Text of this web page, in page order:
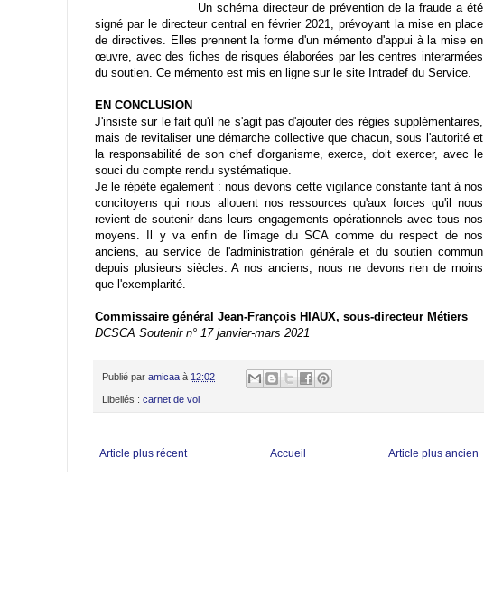
Un schéma directeur de prévention de la fraude a été
signé par le directeur central en février 2021, prévoyant la mise en place
de directives. Elles prennent la forme d'un mémento d'appui à la mise en
œuvre, avec des fiches de risques élaborées par les centres interarmées
du soutien. Ce mémento est mis en ligne sur le site Intradef du Service.
EN CONCLUSION
J'insiste sur le fait qu'il ne s'agit pas d'ajouter des régies supplémentaires,
mais de revitaliser une démarche collective que chacun, sous l'autorité et
la responsabilité de son chef d'organisme, exerce, doit exercer, avec le
souci du compte rendu systématique.
Je le répète également : nous devons cette vigilance constante tant à nos
concitoyens qui nous allouent nos ressources qu'aux forces qu'il nous
revient de soutenir dans leurs engagements opérationnels avec tous nos
moyens. Il y va enfin de l'image du SCA comme du respect de nos
anciens, au service de l'administration générale et du soutien commun
depuis plusieurs siècles. A nos anciens, nous ne devons rien de moins
que l'exemplarité.
Commissaire général Jean-François HIAUX, sous-directeur Métiers
DCSCA Soutenir n° 17 janvier-mars 2021
Publié par amicaa à 12:02
Libellés : carnet de vol
Article plus récent Article plus ancien
Accueil